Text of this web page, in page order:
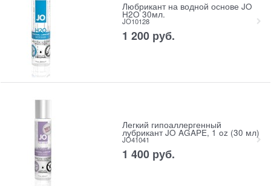
Любрикант на водной основе JO
H2O 30мл.
JO10128
1 200 руб.
Легкий гипоаллергенный
лубрикант JO AGAPE, 1 oz (30 мл)
JO41041
1 400 руб.